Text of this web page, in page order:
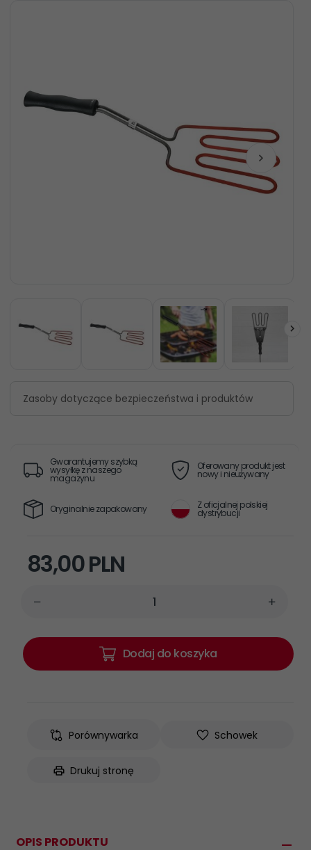
Zasoby dotyczące bezpieczeństwa i produktów
Gwarantujemy szybką
wysyłkę z naszego
magazynu
Oferowany produkt jest
nowy i nieużywany
Oryginalnie zapakowany Z oficjalnej polskiej
dystrybucji
83,00PLN
Dodaj do koszyka
Porównywarka Schowek
Drukuj stronę
OPIS PRODUKTU